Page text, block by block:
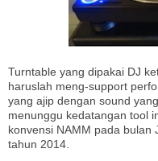
Turntable yang dipakai DJ
haruslah meng-support
yang ajip dengan sound
menunggu kedatangan tool
konvensi NAMM pada bulan
tahun 2014.